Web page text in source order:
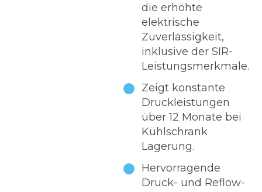
die erhöhte
elektrische
Zuverlässigkeit,
inklusive der SIR-
Leistungsmerkmale.
Zeigt konstante
Druckleistungen
über 12 Monate bei
Kühlschrank
Lagerung.
Hervorragende
Druck- und Reflow-